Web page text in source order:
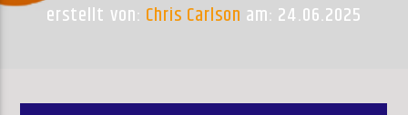
erstellt von: Chris Carlson am: 24.06.2025